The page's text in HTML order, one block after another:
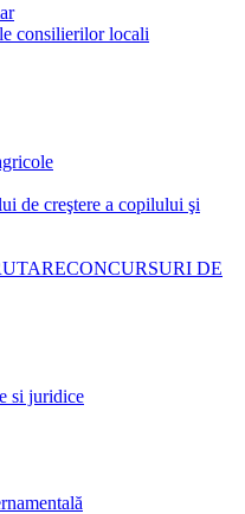
consilierilor locali
de creştere a copilului şi
CONCURSURI DE
si juridice